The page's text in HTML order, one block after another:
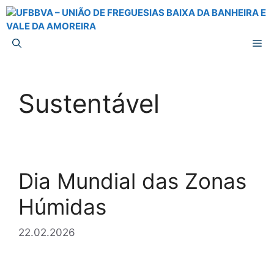
Saltar
para
Sustentável
Dia Mundial das Zonas
Húmidas
22.02.2026